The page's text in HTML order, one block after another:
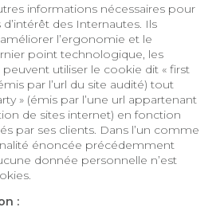
informations nécessaires pour
des Internautes. Ils
et le
point technologique, les
utiliser le cookie dit « first
par l’url du site audité) tout
par l’une url appartenant
de sites internet) en fonction
par ses clients. Dans l’un comme
énoncée précédemment
donnée personnelle n’est
: